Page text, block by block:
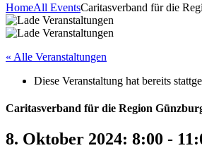
HomeAll EventsCaritasverband für die
« Alle Veranstaltungen
Diese Veranstaltung hat bereits
Caritasverband für die Region
8. Oktober 2024: 8:00 -